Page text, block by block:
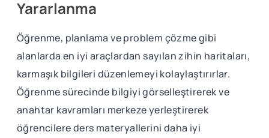
Yararlanma
Öğrenme, planlama ve problem çözme gibi
alanlarda en iyi araçlardan sayılan zihin haritaları,
karmaşık bilgileri düzenlemeyi kolaylaştırırlar.
Öğrenme sürecinde bilgiyi görselleştirerek ve
anahtar kavramları merkeze yerleştirerek
öğrencilere ders materyallerini daha iyi